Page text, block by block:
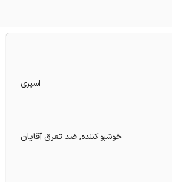
اسپری
خوشبو کننده,ضد تعرق آقایان